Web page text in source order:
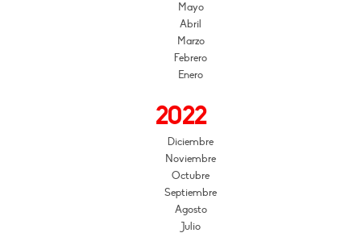
Mayo
Abril
Marzo
Febrero
Enero
2022
Diciembre
Noviembre
Octubre
Septiembre
Agosto
Julio